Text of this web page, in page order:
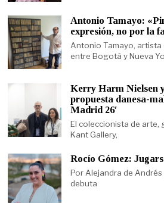
Antonio Tamayo:
expresión, no por la
Antonio Tamayo,
entre Bogotá y Nueva
Kerry Harm Nielsen
propuesta danesa-
Madrid 26′
El coleccionista de arte,
Kant Gallery,
Rocío Gómez:
Por Alejandra de
debuta